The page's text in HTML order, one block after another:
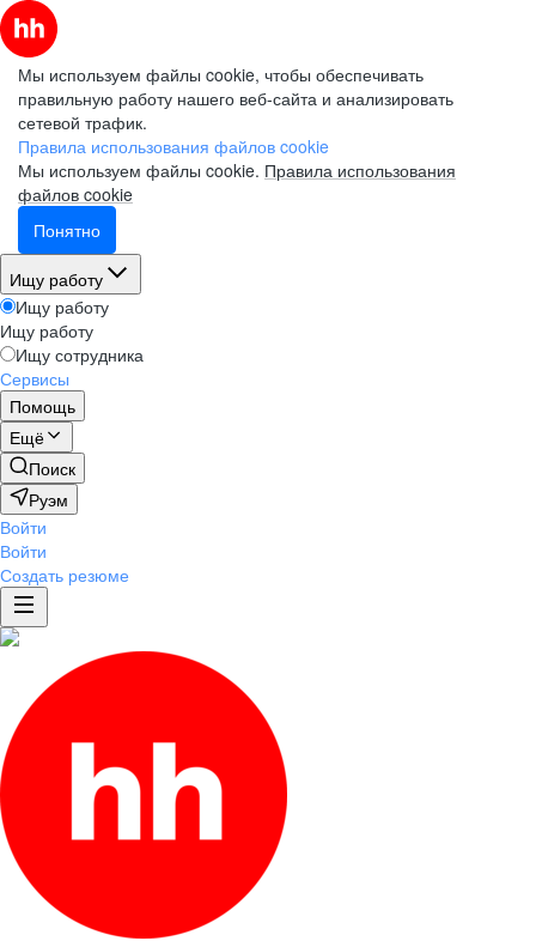
Мы используем файлы cookie, чтобы обеспечивать
правильную работу нашего веб-сайта и анализировать
сетевой трафик.
Правила использования файлов cookie
Мы используем файлы cookie. Правила использования
файлов cookie
Понятно
Ищу работу
Ищу работу
Ищу работу
Ищу сотрудника
Сервисы
Помощь
Ещё
Поиск
Руэм
Войти
Войти
Создать резюме